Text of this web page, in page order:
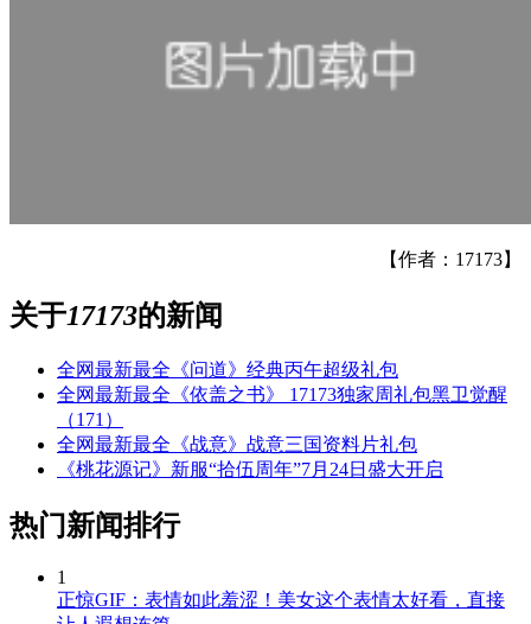
【作者：17173】
关于17173的新闻
全网最新最全《问道》经典丙午超级礼包
全网最新最全《依盖之书》 17173独家周礼包黑卫觉醒
（171）
全网最新最全《战意》战意三国资料片礼包
《桃花源记》新服“拾伍周年”7月24日盛大开启
热门新闻排行
1
正惊GIF：表情如此羞涩！美女这个表情太好看，直接